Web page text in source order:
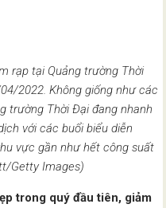
rạp tại Quảng trường Thời
2022. Không giống như các
trường Thời Đại đang nhanh
với các buổi biểu diễn
vực gần như hết công suất
Getty Images)
trong quý đầu tiên, giảm